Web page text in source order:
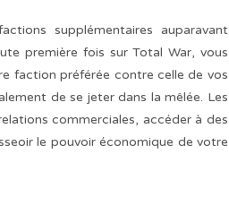
supplémentaires auparavant
première fois sur Total War, vous
faction préférée contre celle de vos
de se jeter dans la mêlée. Les
commerciales, accéder à des
le pouvoir économique de votre